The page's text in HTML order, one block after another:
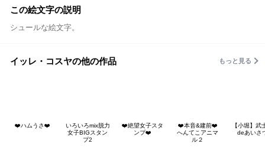
この絵文字の説明
シュールな絵文字。
イッレ・コスヤの他の作品 もっと見る
❤️ハムうさ❤️
いろいろmix脱力
女子BIGスタン
プ2
❤️絶望女子スタ
ンプ❤️
❤️本音&建前❤️
へんてこアニマ
ル２
【小堀】武
deあいさ